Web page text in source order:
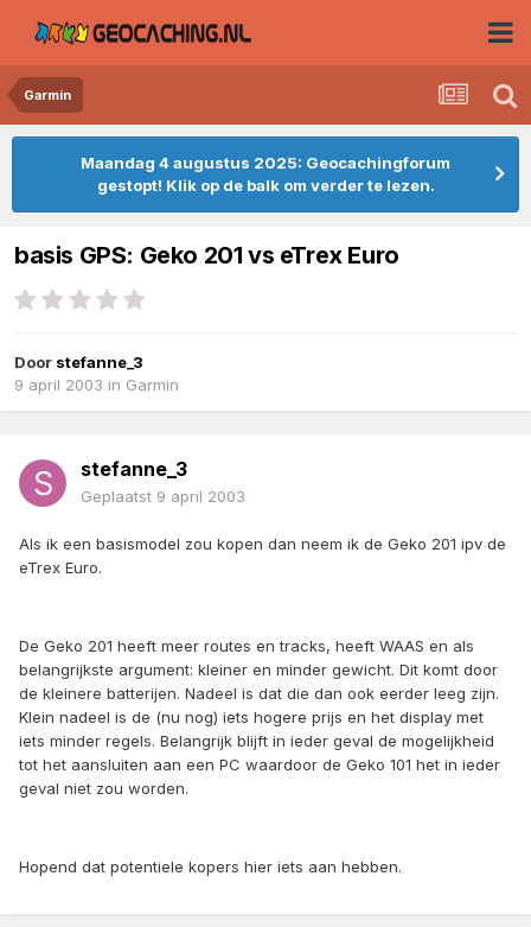
Garmin
Maandag 4 augustus 2025: Geocachingforum
gestopt! Klik op de balk om verder te lezen.
basis GPS: Geko 201 vs eTrex Euro
Door stefanne_3
9 april 2003 in Garmin
stefanne_3
Geplaatst 9 april 2003
Als ik een basismodel zou kopen dan neem ik de Geko 201 ipv de
eTrex Euro.
De Geko 201 heeft meer routes en tracks, heeft WAAS en als
belangrijkste argument: kleiner en minder gewicht. Dit komt door
de kleinere batterijen. Nadeel is dat die dan ook eerder leeg zijn.
Klein nadeel is de (nu nog) iets hogere prijs en het display met
iets minder regels. Belangrijk blijft in ieder geval de mogelijkheid
tot het aansluiten aan een PC waardoor de Geko 101 het in ieder
geval niet zou worden.
Hopend dat potentiele kopers hier iets aan hebben.